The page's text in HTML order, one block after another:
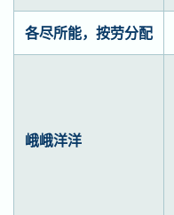
各尽所能，按劳分配
峨峨洋洋